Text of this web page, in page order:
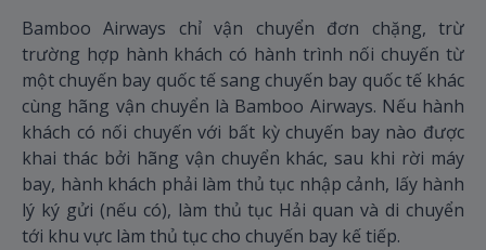
Bamboo Airways chỉ vận chuyển đơn chặng, trừ
trường hợp hành khách có hành trình nối chuyến từ
một chuyến bay quốc tế sang chuyến bay quốc tế khác
cùng hãng vận chuyển là Bamboo Airways. Nếu hành
khách có nối chuyến với bất kỳ chuyến bay nào được
khai thác bởi hãng vận chuyển khác, sau khi rời máy
bay, hành khách phải làm thủ tục nhập cảnh, lấy hành
lý ký gửi (nếu có), làm thủ tục Hải quan và di chuyển
tới khu vực làm thủ tục cho chuyến bay kế tiếp.